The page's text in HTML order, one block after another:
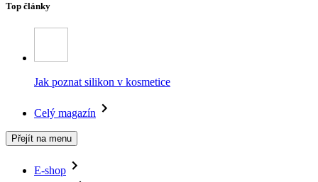
Top články
Jak poznat silikon v kosmetice
Celý magazín
Přejít na menu
E-shop